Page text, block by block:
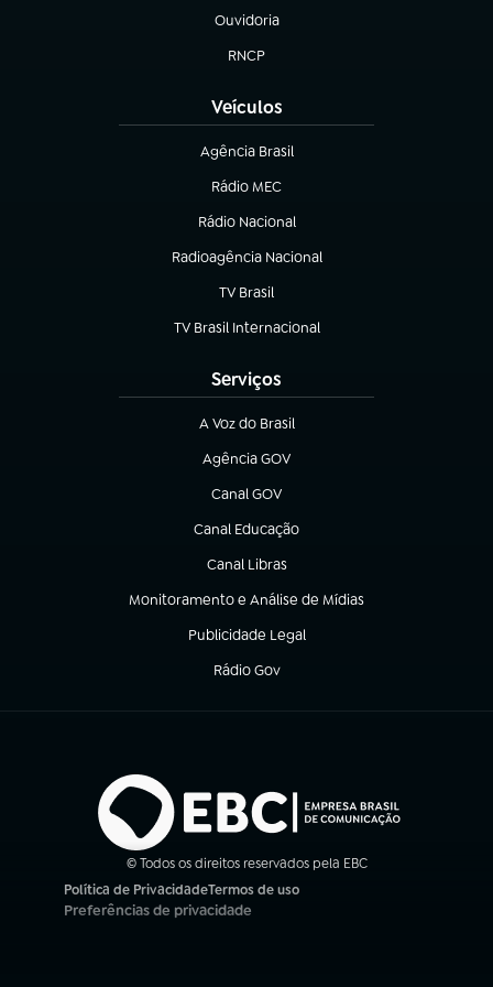
Ouvidoria
(abre em nova aba)
RNCP
(abre em nova aba)
Veículos
Agência Brasil
(abre em nova aba)
Rádio MEC
Rádio Nacional
(abre em nova aba)
Radioagência Nacional
(abre em nova aba)
TV Brasil
(abre em nova aba)
TV Brasil Internacional
(abre em nova aba)
Serviços
A Voz do Brasil
(abre em nova aba)
Agência GOV
(abre em nova aba)
Canal GOV
(abre em nova aba)
Canal Educação
(abre em nova aba)
Canal Libras
(abre em nova aba)
Monitoramento e Análise de Mídias
(abre em nova aba)
Publicidade Legal
(abre em nova aba)
Rádio Gov
(abre em nova aba)
© Todos os direitos reservados pela EBC
Política de Privacidade
(abre em nova aba)
Termos de uso
(abre em nova aba)
Preferências de privacidade